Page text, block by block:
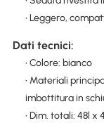
• Leggero,
Dati tecnici:
• Colore: bianco
• Materiali
imbottitura in
• Dim. totali: 48l x